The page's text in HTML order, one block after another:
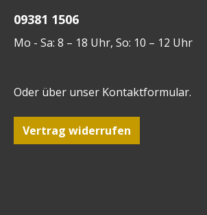
Heißer Tipp: Haben Sie
immer eine Flasche mehr
Genuss einmal begonnen
wiederstehen!
09381 1506
Mo - Sa: 8 – 18 Uhr, So: 10 – 12 Uhr
Oder über unser Kontaktformular.
Vertrag widerrufen